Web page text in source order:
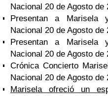
Nacional 20 de Agosto de
Presentan a Marisela
Nacional 20 de Agosto de
Presentan a Marisela
Nacional 20 de Agosto de
Crónica Concierto
Nacional 20 de Agosto de
Marisela ofreció un